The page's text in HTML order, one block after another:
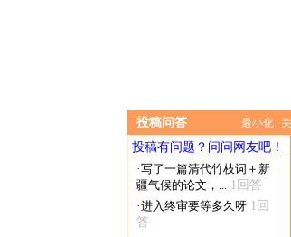
投稿问答 最小化
投稿有问题？问问网友吧！
·写了一篇清代竹枝词＋新
疆气候的论文，... 1回答
·进入终审要等多久呀 1回
答